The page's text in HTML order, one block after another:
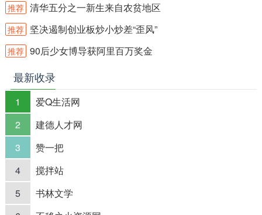
推荐 清华五分之一新生来自农贫地区
推荐 坚决遏制创业板炒小炒差“歪风”
推荐 90后少女博导获阿里百万奖金
最新收录
1
爱Q生活网
2
建德人才网
3
赞一把
4
搅拌站
5
书林文学